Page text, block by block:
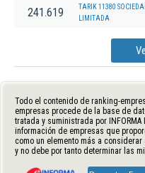
241.619
TARIK 11380
LIMITADA
Todo el contenido de ranking-
empresas procede de la base de
tratada y suministrada por INFORMA
información de empresas que
como un elemento más a
y no debe por tanto determinar las